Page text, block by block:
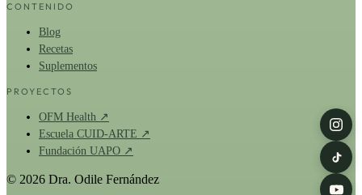
CONTENIDO
Blog
Recetas
Suplementos
PROYECTOS
OFM Health ↗
Escuela CUID-ARTE ↗
Fundación UAPO ↗
© 2026 Dra. Odile Fernández